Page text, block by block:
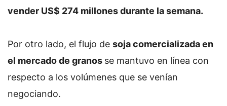
vender US$ 274 millones durante la semana.
Por otro lado, el flujo de soja comercializada en
el mercado de granos se mantuvo en línea con
respecto a los volúmenes que se venían
negociando.